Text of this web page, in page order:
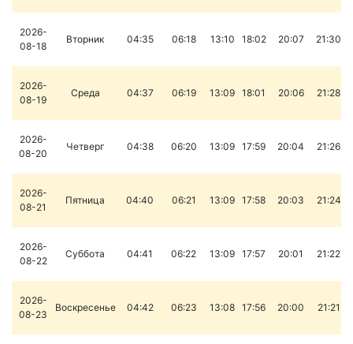
2026-
08-18
Вторник 04:35 06:18 13:10 18:02 20:07 21:30
2026-
08-19
Среда 04:37 06:19 13:09 18:01 20:06 21:28
2026-
08-20
Четверг 04:38 06:20 13:09 17:59 20:04 21:26
2026-
08-21
Пятница 04:40 06:21 13:09 17:58 20:03 21:24
2026-
08-22
Суббота 04:41 06:22 13:09 17:57 20:01 21:22
2026-
08-23
Воскресенье 04:42 06:23 13:08 17:56 20:00 21:21